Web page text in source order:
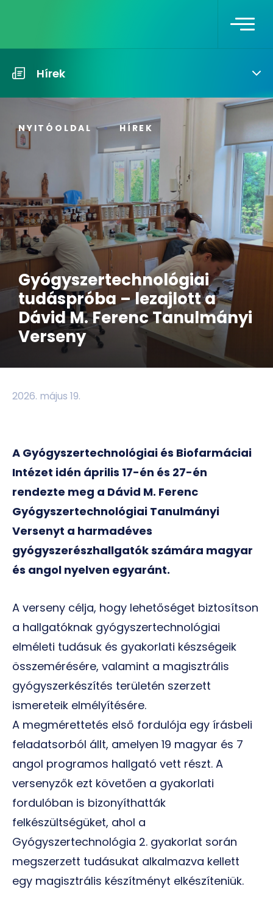
Hírek
NYITÓOLDAL HÍREK
Gyógyszertechnológiai
tudáspróba – lezajlott a
Dávid M. Ferenc Tanulmányi
Verseny
2026. május 19.
A Gyógyszertechnológiai és Biofarmáciai
Intézet idén április 17-én és 27-én
rendezte meg a Dávid M. Ferenc
Gyógyszertechnológiai Tanulmányi
Versenyt a harmadéves
gyógyszerészhallgatók számára magyar
és angol nyelven egyaránt.
A verseny célja, hogy lehetőséget biztosítson
a hallgatóknak gyógyszertechnológiai
elméleti tudásuk és gyakorlati készségeik
összemérésére, valamint a magisztrális
gyógyszerkészítés területén szerzett
ismereteik elmélyítésére.
A megmérettetés első fordulója egy írásbeli
feladatsorból állt, amelyen 19 magyar és 7
angol programos hallgató vett részt. A
versenyzők ezt követően a gyakorlati
fordulóban is bizonyíthatták
felkészültségüket, ahol a
Gyógyszertechnológia 2. gyakorlat során
megszerzett tudásukat alkalmazva kellett
egy magisztrális készítményt elkészíteniük.